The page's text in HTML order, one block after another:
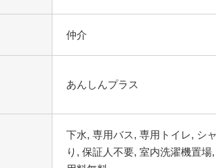
仲介
あんしんプラス